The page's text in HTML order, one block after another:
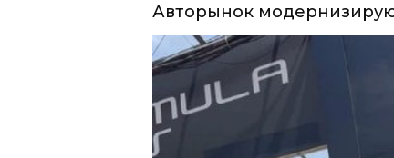
Авторынок